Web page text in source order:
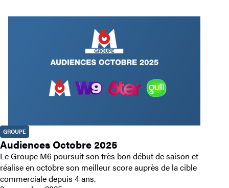
GROUPE
Audiences Octobre 2025
Le Groupe M6 poursuit son très bon début de saison et
réalise en octobre son meilleur score auprès de la cible
commerciale depuis 4 ans.